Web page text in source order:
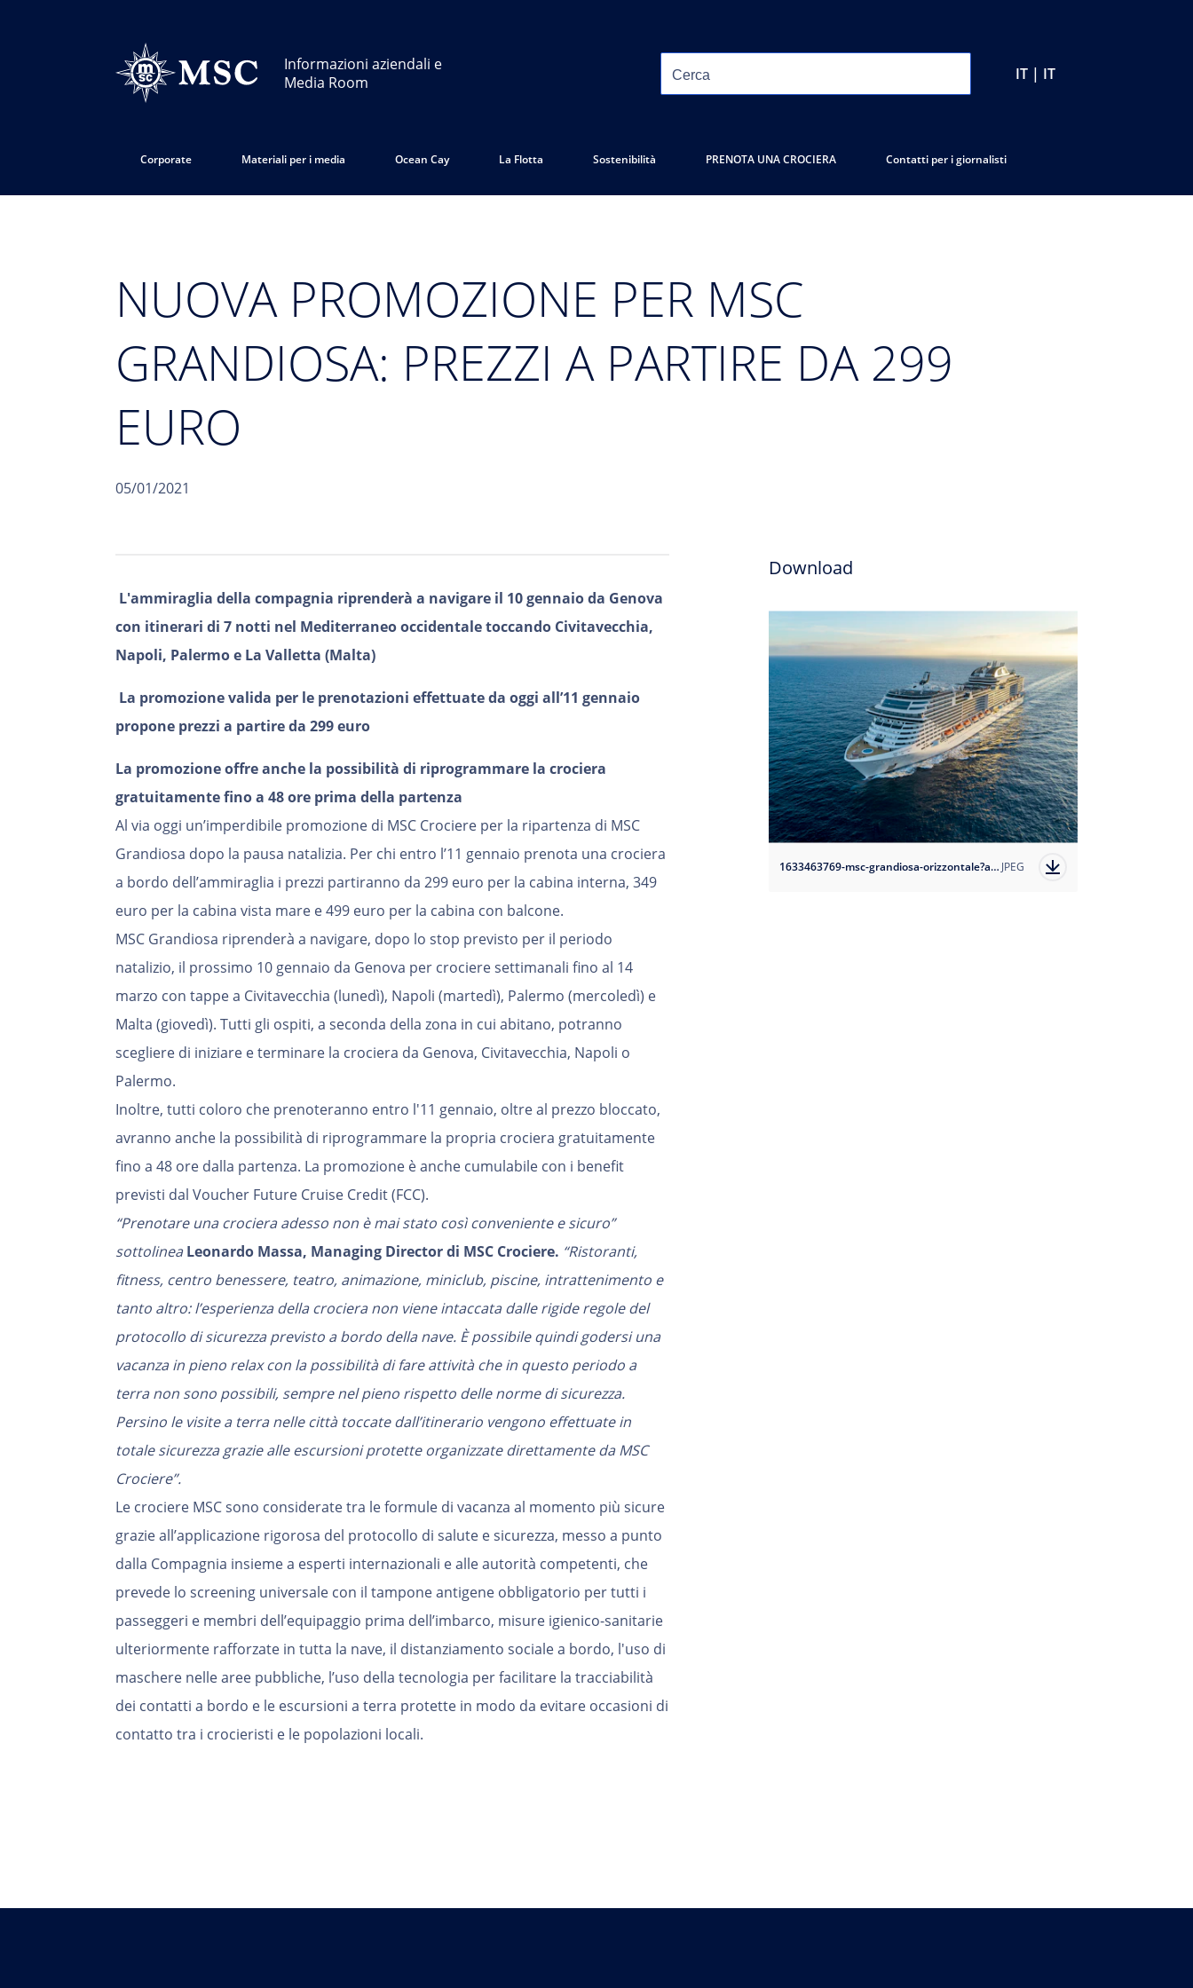
Informazioni aziendali e
Media Room
IT | IT
Corporate Materiali per i media Ocean Cay La Flotta Sostenibilità PRENOTA UNA CROCIERA Contatti per i giornalisti
NUOVA PROMOZIONE PER MSC
GRANDIOSA: PREZZI A PARTIRE DA 299
EURO
05/01/2021
L'ammiraglia della compagnia riprenderà a navigare il 10 gennaio da Genova
con itinerari di 7 notti nel Mediterraneo occidentale toccando Civitavecchia,
Napoli, Palermo e La Valletta (Malta)
La promozione valida per le prenotazioni effettuate da oggi all’11 gennaio
propone prezzi a partire da 299 euro
La promozione offre anche la possibilità di riprogrammare la crociera
gratuitamente fino a 48 ore prima della partenza
Al via oggi un’imperdibile promozione di MSC Crociere per la ripartenza di MSC
Grandiosa dopo la pausa natalizia. Per chi entro l’11 gennaio prenota una crociera
a bordo dell’ammiraglia i prezzi partiranno da 299 euro per la cabina interna, 349
euro per la cabina vista mare e 499 euro per la cabina con balcone.
MSC Grandiosa riprenderà a navigare, dopo lo stop previsto per il periodo
natalizio, il prossimo 10 gennaio da Genova per crociere settimanali fino al 14
marzo con tappe a Civitavecchia (lunedì), Napoli (martedì), Palermo (mercoledì) e
Malta (giovedì). Tutti gli ospiti, a seconda della zona in cui abitano, potranno
scegliere di iniziare e terminare la crociera da Genova, Civitavecchia, Napoli o
Palermo.
Inoltre, tutti coloro che prenoteranno entro l'11 gennaio, oltre al prezzo bloccato,
avranno anche la possibilità di riprogrammare la propria crociera gratuitamente
fino a 48 ore dalla partenza. La promozione è anche cumulabile con i benefit
previsti dal Voucher Future Cruise Credit (FCC).
“Prenotare una crociera adesso non è mai stato così conveniente e sicuro”
sottolineaLeonardo Massa, Managing Director di MSC Crociere. “Ristoranti,
fitness, centro benessere, teatro, animazione, miniclub, piscine, intrattenimento e
tanto altro: l’esperienza della crociera non viene intaccata dalle rigide regole del
protocollo di sicurezza previsto a bordo della nave. È possibile quindi godersi una
vacanza in pieno relax con la possibilità di fare attività che in questo periodo a
terra non sono possibili, sempre nel pieno rispetto delle norme di sicurezza.
Persino le visite a terra nelle città toccate dall’itinerario vengono effettuate in
totale sicurezza grazie alle escursioni protette organizzate direttamente da MSC
Crociere”.
Le crociere MSC sono considerate tra le formule di vacanza al momento più sicure
grazie all’applicazione rigorosa del protocollo di salute e sicurezza, messo a punto
dalla Compagnia insieme a esperti internazionali e alle autorità competenti, che
prevede lo screening universale con il tampone antigene obbligatorio per tutti i
passeggeri e membri dell’equipaggio prima dell’imbarco, misure igienico-sanitarie
ulteriormente rafforzate in tutta la nave, il distanziamento sociale a bordo, l'uso di
maschere nelle aree pubbliche, l’uso della tecnologia per facilitare la tracciabilità
dei contatti a bordo e le escursioni a terra protette in modo da evitare occasioni di
contatto tra i crocieristi e le popolazioni locali.
Download
1633463769-msc-grandiosa-orizzontale?auto=format JPEG